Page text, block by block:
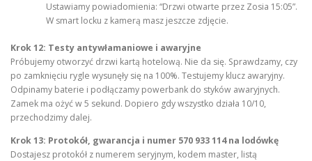
Ustawiamy powiadomienia: “Drzwi otwarte przez Zosia 15:05”.
W smart locku z kamerą masz jeszcze zdjęcie.
Krok 12: Testy antywłamaniowe i awaryjne
Próbujemy otworzyć drzwi kartą hotelową. Nie da się. Sprawdzamy, czy
po zamknięciu rygle wysunęły się na 100%. Testujemy klucz awaryjny.
Odpinamy baterie i podłączamy powerbank do styków awaryjnych.
Zamek ma ożyć w 5 sekund. Dopiero gdy wszystko działa 10/10,
przechodzimy dalej.
Krok 13: Protokół, gwarancja i numer 570 933 114 na lodówkę
Dostajesz protokół z numerem seryjnym, kodem master, listą